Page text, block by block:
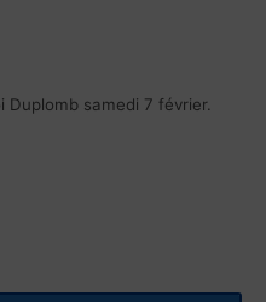
samedi 7 février.